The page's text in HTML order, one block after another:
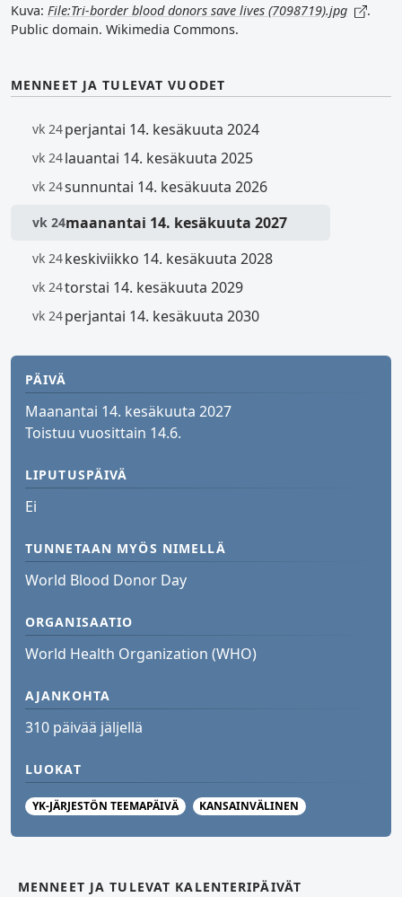
Kuva: File:Tri-border blood donors save lives (7098719).jpg
.
Public domain. Wikimedia Commons.
MENNEET JA TULEVAT VUODET
vk 24perjantai 14. kesäkuuta 2024
vk 24lauantai 14. kesäkuuta 2025
vk 24sunnuntai 14. kesäkuuta 2026
vk 24maanantai 14. kesäkuuta 2027
vk 24keskiviikko 14. kesäkuuta 2028
vk 24torstai 14. kesäkuuta 2029
vk 24perjantai 14. kesäkuuta 2030
PÄIVÄ
Maanantai 14. kesäkuuta 2027
Toistuu vuosittain 14.6.
LIPUTUSPÄIVÄ
Ei
TUNNETAAN MYÖS NIMELLÄ
World Blood Donor Day
ORGANISAATIO
World Health Organization (WHO)
AJANKOHTA
310 päivää jäljellä
LUOKAT
YK-JÄRJESTÖN TEEMAPÄIVÄ KANSAINVÄLINEN
MENNEET JA TULEVAT KALENTERIPÄIVÄT